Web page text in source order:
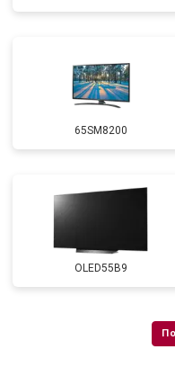
65SM8200
OLED55B9